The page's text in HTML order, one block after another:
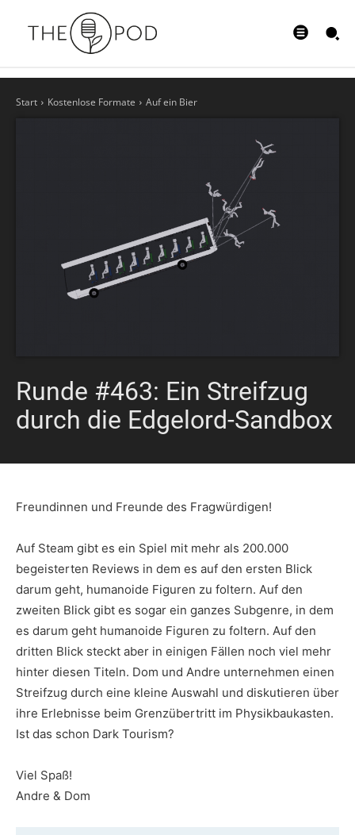
Start Kostenlose Formate Auf ein Bier
Runde #463: Ein Streifzug
durch die Edgelord-Sandbox
Freundinnen und Freunde des Fragwürdigen!
Auf Steam gibt es ein Spiel mit mehr als 200.000
begeisterten Reviews in dem es auf den ersten Blick
darum geht, humanoide Figuren zu foltern. Auf den
zweiten Blick gibt es sogar ein ganzes Subgenre, in dem
es darum geht humanoide Figuren zu foltern. Auf den
dritten Blick steckt aber in einigen Fällen noch viel mehr
hinter diesen Titeln. Dom und Andre unternehmen einen
Streifzug durch eine kleine Auswahl und diskutieren über
ihre Erlebnisse beim Grenzübertritt im Physikbaukasten.
Ist das schon Dark Tourism?
Viel Spaß!
Andre & Dom